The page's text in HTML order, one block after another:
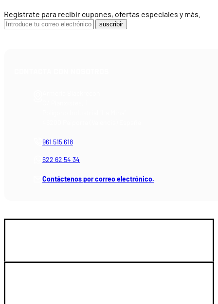
Regístrate para recibir cupones, ofertas especiales y más.
suscribir
961 515 618
622 62 54 34
Contáctenos por correo electrónico.